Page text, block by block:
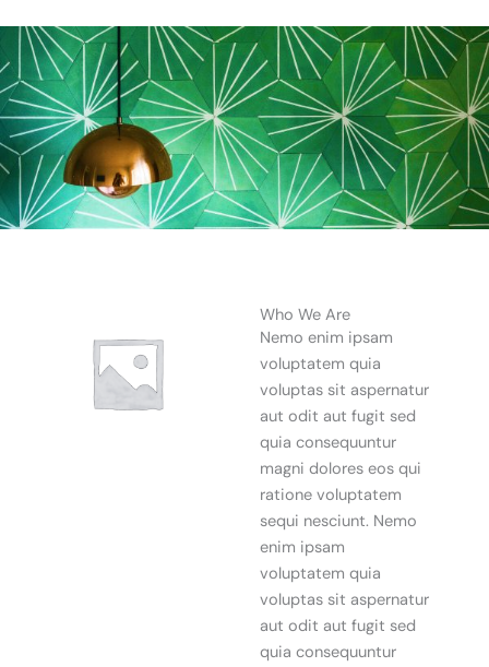
Who We Are
Nemo enim ipsam
voluptatem quia
voluptas sit aspernatur
aut odit aut fugit sed
quia consequuntur
magni dolores eos qui
ratione voluptatem
sequi nesciunt. Nemo
enim ipsam
voluptatem quia
voluptas sit aspernatur
aut odit aut fugit sed
quia consequuntur